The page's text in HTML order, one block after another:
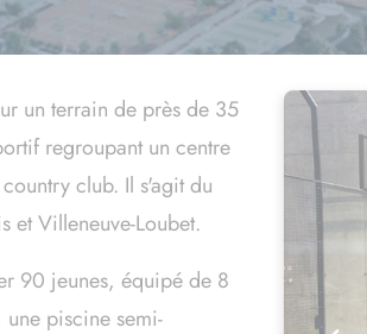
un terrain de prèsde 35
regroupant un centre
club. Il s'agit du
et Villeneuve-Loubet.
90 jeunes, équipéde 8
piscine semi-